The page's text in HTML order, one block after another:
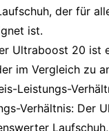
der für
ist.
Ultraboost 20 ist
im Vergleich zu
Leistungs-
Verhältnis: Der